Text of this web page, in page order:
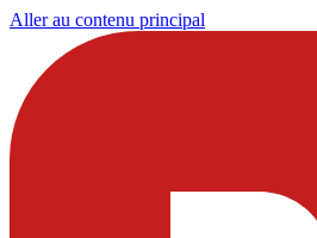
Aller au contenu principal